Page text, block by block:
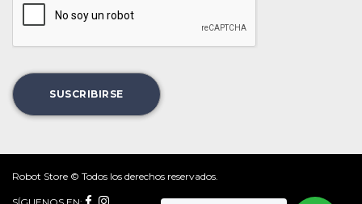
Robot Store © Todos los derechos reservados.